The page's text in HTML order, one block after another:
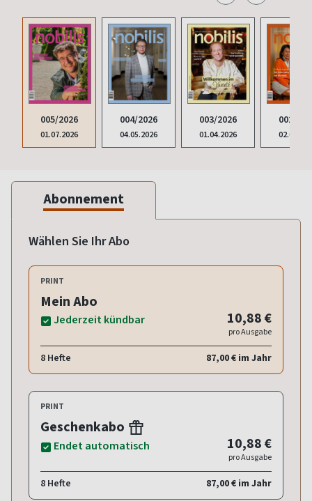
005/2026
01.07.2026
004/2026
04.05.2026
003/2026
01.04.2026
002/
Abonnement
Wählen Sie Ihr Abo
PRINT
Mein Abo
Jederzeit kündbar 10,88 €
pro Ausgabe
8 Hefte 87,00 € im Jahr
PRINT
Geschenkabo
Endet automatisch 10,88 €
pro Ausgabe
8 Hefte 87,00 € im Jahr